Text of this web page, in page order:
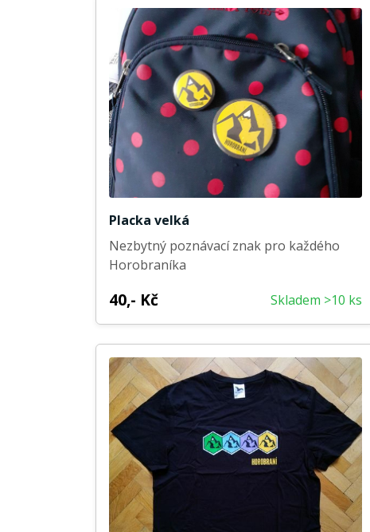
Placka velká
Nezbytný poznávací znak pro každého
Horobraníka
40,- Kč Skladem >10 ks